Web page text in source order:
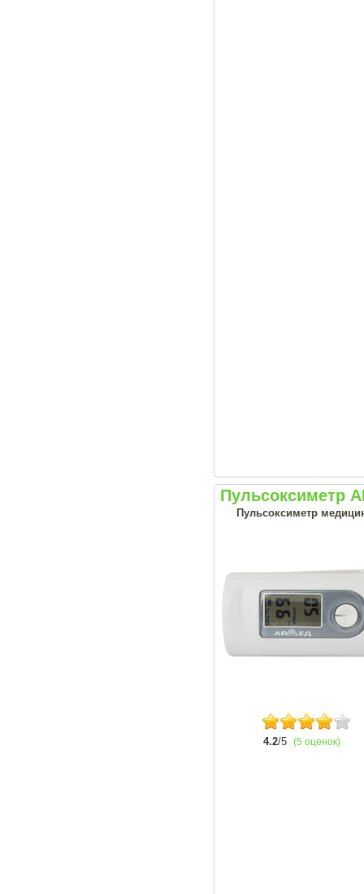
Пульсоксиметр
Пульсоксиметр
4.2/5 (5 оценок)